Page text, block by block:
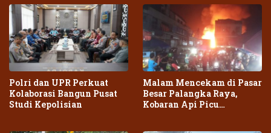
Polri dan UPR Perkuat
Kolaborasi Bangun Pusat
Studi Kepolisian
Malam Mencekam di Pasar
Besar Palangka Raya,
Kobaran Api Picu